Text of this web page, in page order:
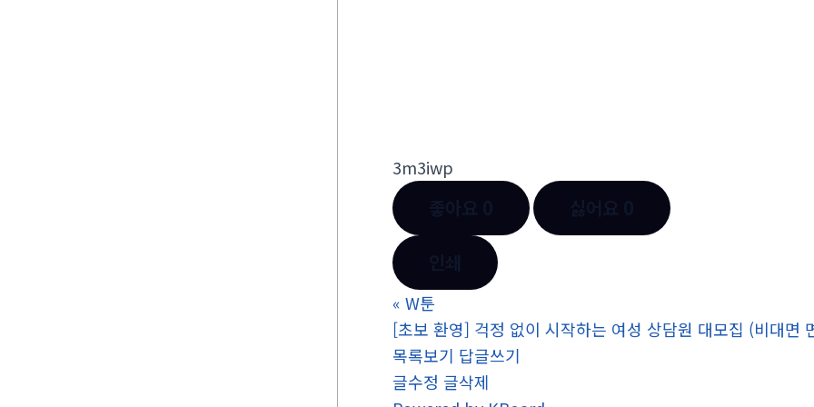
3m3iwp
« W툰
[초보 환영] 걱정 없이 시작하는 여성 상담원 대모집 (비대
목록보기 답글쓰기
글수정 글삭제